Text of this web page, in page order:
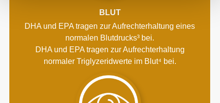
BLUT
DHA und EPA tragen zur Aufrechterhaltung eines
normalen Blutdrucks³ bei.
DHA und EPA tragen zur Aufrechterhaltung
normaler Triglyzeridwerte im Blut⁴ bei.